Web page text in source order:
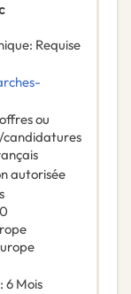
: Requise
ou
autorisée
: 6 Mois